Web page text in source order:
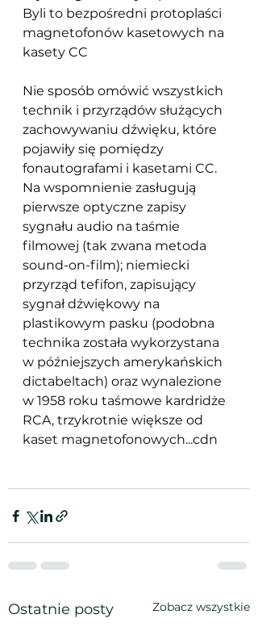
Byli to bezpośredni protoplaści
magnetofonów kasetowych na
kasety CC
Nie sposób omówić wszystkich
technik i przyrządów służących
zachowywaniu dźwięku, które
pojawiły się pomiędzy
fonautografami i kasetami CC.
Na wspomnienie zasługują
pierwsze optyczne zapisy
sygnału audio na taśmie
filmowej (tak zwana metoda
sound-on-film); niemiecki
przyrząd tefifon, zapisujący
sygnał dźwiękowy na
plastikowym pasku (podobna
technika została wykorzystana
w późniejszych amerykańskich
dictabeltach) oraz wynalezione
w 1958 roku taśmowe kardridże
RCA, trzykrotnie większe od
kaset magnetofonowych...cdn
Ostatnie posty Zobacz wszystkie